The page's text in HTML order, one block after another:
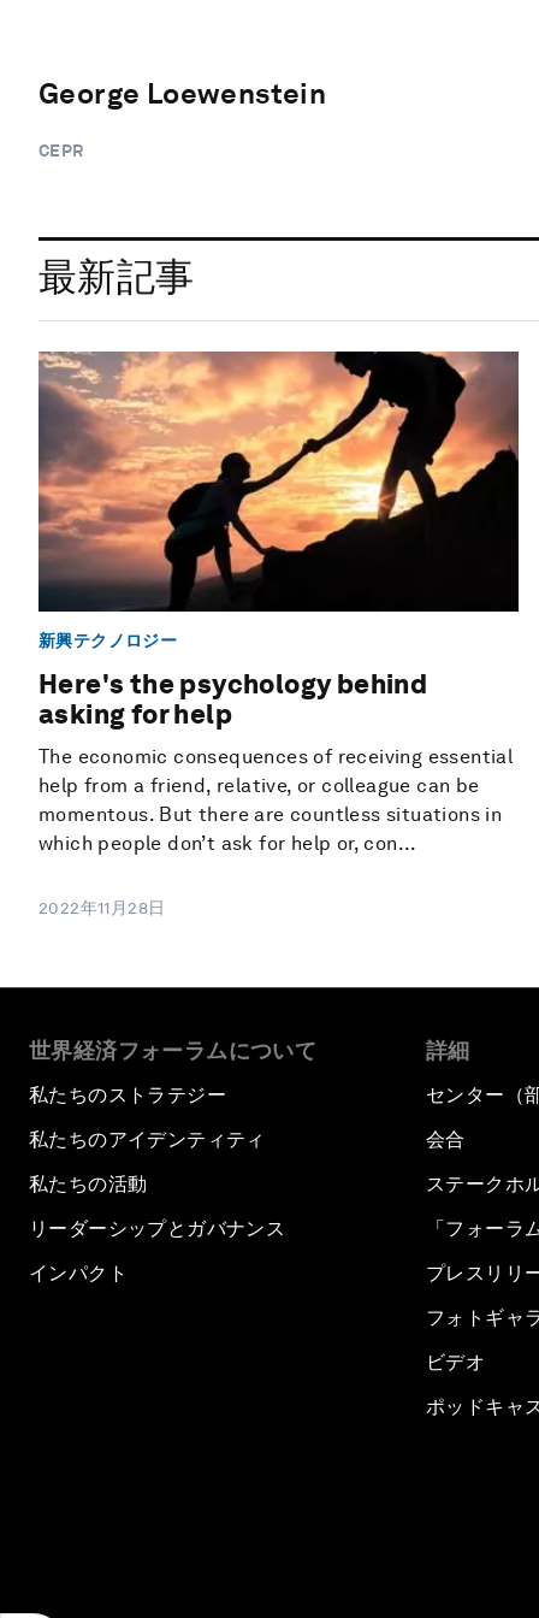
George Loewenstein
CEPR
最新記事
新興テクノロジー
Here's the psychology behind
asking for help
The economic consequences of receiving essential
help from a friend, relative, or colleague can be
momentous. But there are countless situations in
which people don’t ask for help or, con...
2022年11月28日
世界経済フォーラムについて
私たちのストラテジー
私たちのアイデンティティ
私たちの活動
リーダーシップとガバナンス
インパクト
詳細
センター（
会合
ステークホ
「フォーラ
プレスリリ
フォトギャ
ビデオ
ポッドキャ